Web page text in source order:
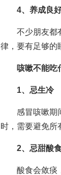
4、养成良好
不少朋友都有
律，要有足够的
咳嗽不能吃
1、忌生冷
感冒咳嗽期间
时，需要避免所
2、忌甜酸
酸食会敛痰，